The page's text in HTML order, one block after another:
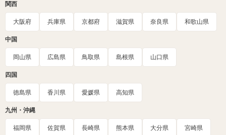
関西
大阪府 兵庫県 京都府 滋賀県 奈良県 和歌山県
中国
岡山県 広島県 鳥取県 島根県 山口県
四国
徳島県 香川県 愛媛県 高知県
九州・沖縄
福岡県 佐賀県 長崎県 熊本県 大分県 宮崎県